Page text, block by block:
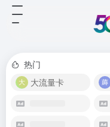
热门
大流量卡